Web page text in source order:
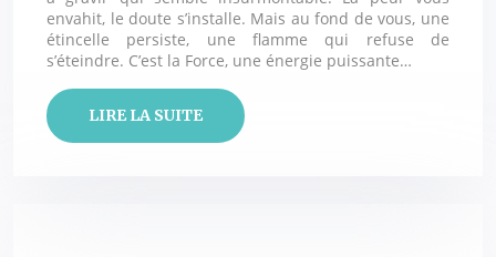
envahit, le doute s’installe. Mais au fond de vous, une
étincelle persiste, une flamme qui refuse de
s’éteindre. C’est la Force, une énergie puissante…
LIRE LA SUITE